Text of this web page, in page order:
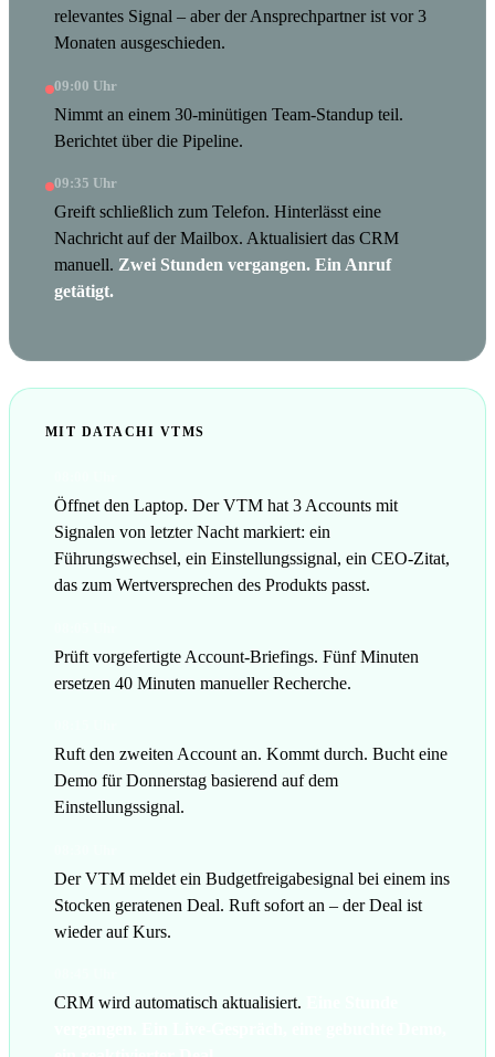
relevantes Signal – aber der Ansprechpartner ist vor 3
Monaten ausgeschieden.
09:00 Uhr
Nimmt an einem 30-minütigen Team-Standup teil.
Berichtet über die Pipeline.
09:35 Uhr
Greift schließlich zum Telefon. Hinterlässt eine
Nachricht auf der Mailbox. Aktualisiert das CRM
manuell. Zwei Stunden vergangen. Ein Anruf
getätigt.
MIT DATACHI VTMS
Öffnet den Laptop. Der VTM hat 3 Accounts mit
Signalen von letzter Nacht markiert: ein
Führungswechsel, ein Einstellungssignal, ein CEO-Zitat,
das zum Wertversprechen des Produkts passt.
Prüft vorgefertigte Account-Briefings. Fünf Minuten
ersetzen 40 Minuten manueller Recherche.
Ruft den zweiten Account an. Kommt durch. Bucht eine
Demo für Donnerstag basierend auf dem
Einstellungssignal.
Der VTM meldet ein Budgetfreigabesignal bei einem ins
Stocken geratenen Deal. Ruft sofort an – der Deal ist
wieder auf Kurs.
CRM wird automatisch aktualisiert.